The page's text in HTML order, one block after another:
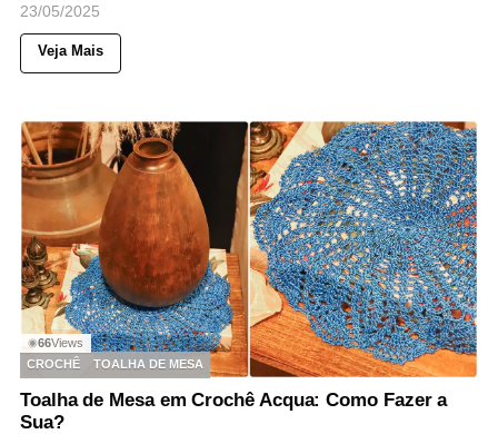
23/05/2025
Veja Mais
◉66Views
CROCHÊ
TOALHA DE MESA
Toalha de Mesa em Crochê Acqua: Como Fazer a
Sua?